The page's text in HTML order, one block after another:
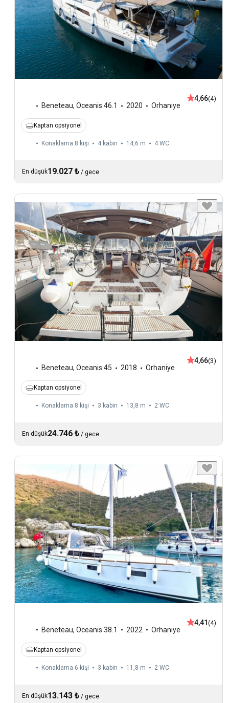
Beneteau, Oceanis 46.1 2020 Orhaniye
4,66(4)
Kaptan opsiyonel
Konaklama 8 kişi 4 kabin 14,6 m 4 WC
En düşük19.027 ₺ / gece
Beneteau, Oceanis 45 2018 Orhaniye
4,66(3)
Kaptan opsiyonel
Konaklama 8 kişi 3 kabin 13,8 m 2 WC
En düşük24.746 ₺ / gece
Beneteau, Oceanis 38.1 2022 Orhaniye
4,41 (4)
Kaptan opsiyonel
Konaklama 6 kişi 3 kabin 11,8 m 2 WC
En düşük13.143 ₺ / gece